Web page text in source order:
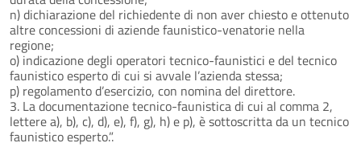
n) dichiarazione del richiedente di non aver chiesto e ottenuto
altre concessioni di aziende faunistico-venatorie nella
regione;
o) indicazione degli operatori tecnico-faunistici e del tecnico
faunistico esperto di cui si avvale l’azienda stessa;
p) regolamento d’esercizio, con nomina del direttore.
3. La documentazione tecnico-faunistica di cui al comma 2,
lettere a), b), c), d), e), f), g), h) e p), è sottoscritta da un tecnico
faunistico esperto.”.